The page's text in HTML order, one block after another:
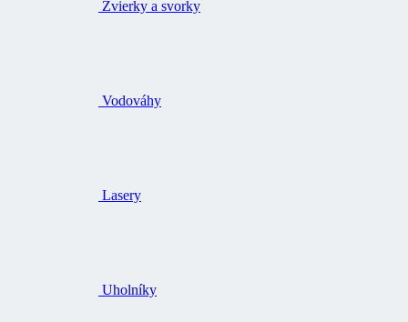
Zvierky a svorky
Vodováhy
Lasery
Uholníky